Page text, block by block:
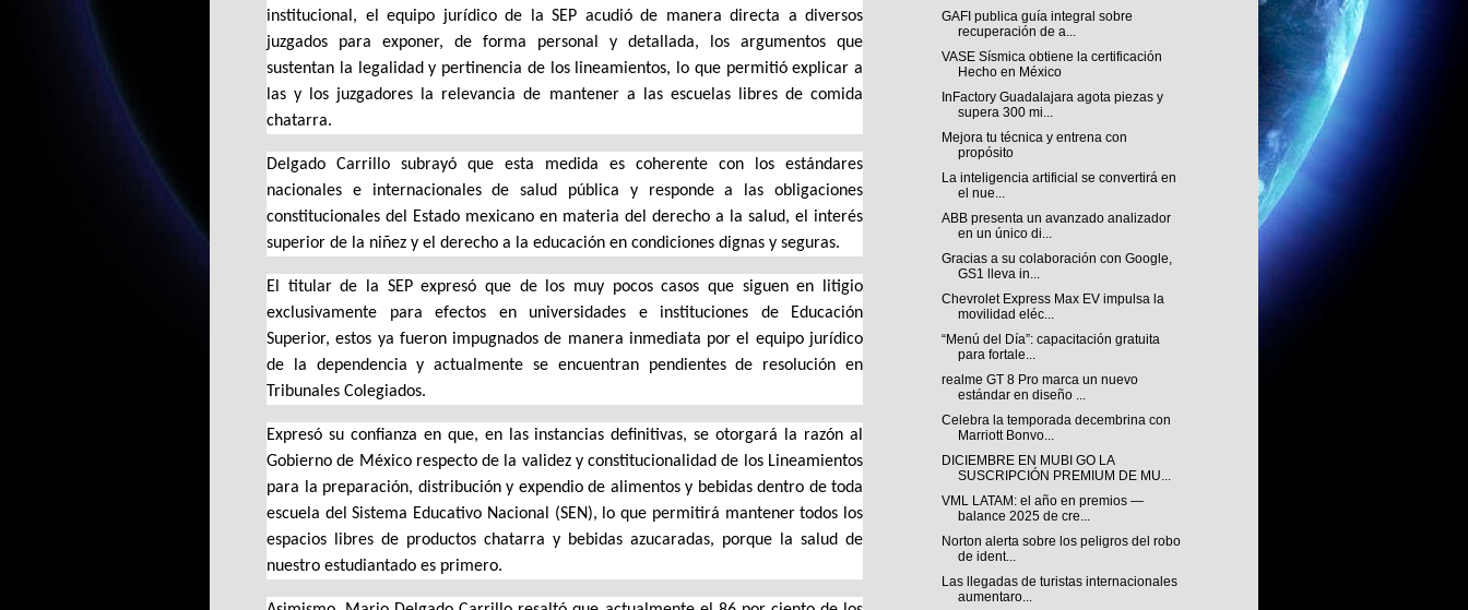
institucional, el equipo jurídico de la SEP acudió de manera directa a diversos
juzgados para exponer, de forma personal y detallada, los argumentos que
sustentan la legalidad y pertinencia de los lineamientos, lo que permitió explicar a
las y los juzgadores la relevancia de mantener a las escuelas libres de comida
chatarra.
Delgado Carrillo subrayó que esta medida es coherente con los estándares
nacionales e internacionales de salud pública y responde a las obligaciones
constitucionales del Estado mexicano en materia del derecho a la salud, el interés
superior de la niñez y el derecho a la educación en condiciones dignas y seguras.
El titular de la SEP expresó que de los muy pocos casos que siguen en litigio
exclusivamente para efectos en universidades e instituciones de Educación
Superior, estos ya fueron impugnados de manera inmediata por el equipo jurídico
de la dependencia y actualmente se encuentran pendientes de resolución en
Tribunales Colegiados.
Expresó su confianza en que, en las instancias definitivas, se otorgará la razón al
Gobierno de México respecto de la validez y constitucionalidad de los Lineamientos
para la preparación, distribución y expendio de alimentos y bebidas dentro de toda
escuela del Sistema Educativo Nacional (SEN), lo que permitirá mantener todos los
espacios libres de productos chatarra y bebidas azucaradas, porque la salud de
nuestro estudiantado es primero.
GAFI publica guía integral sobre
recuperación de a...
VASE Sísmica obtiene la certificación
Hecho en México
InFactory Guadalajara agota piezas y
supera 300 mi...
Mejora tu técnica y entrena con
propósito
La inteligencia artificial se convertirá en
el nue...
ABB presenta un avanzado analizador
en un único di...
Gracias a su colaboración con Google,
GS1 lleva in...
Chevrolet Express Max EV impulsa la
movilidad eléc...
“Menú del Día”: capacitación gratuita
para fortale...
realme GT 8 Pro marca un nuevo
estándar en diseño ...
Celebra la temporada decembrina con
Marriott Bonvo...
DICIEMBRE EN MUBI GO LA
SUSCRIPCIÓN PREMIUM DE MU...
VML LATAM: el año en premios —
balance 2025 de cre...
Norton alerta sobre los peligros del robo
de ident...
Las llegadas de turistas internacionales
aumentaro...